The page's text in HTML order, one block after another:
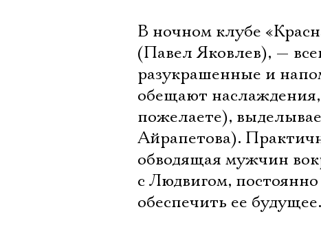
В ночном клубе
(Павел Яковлев), —
разукрашенные и
обещают
пожелаете),
Айрапетова).
обводящая мужчин
с Людвигом,
обеспечить ее будущее.